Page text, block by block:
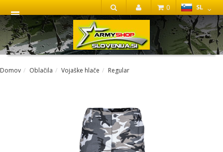
IŠČI
SL
0
Domov Oblačila Vojaške hlače Regular